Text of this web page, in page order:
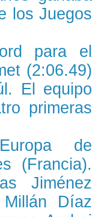
los Juegos
para el
(2:06.49)
El equipo
primeras
de
(Francia).
Jiménez
Díaz